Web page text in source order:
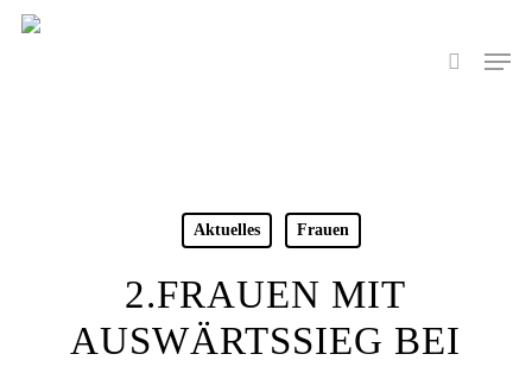
Skip
search
Menu
Aktuelles Frauen
2.FRAUEN MIT
AUSWÄRTSSIEG BEI